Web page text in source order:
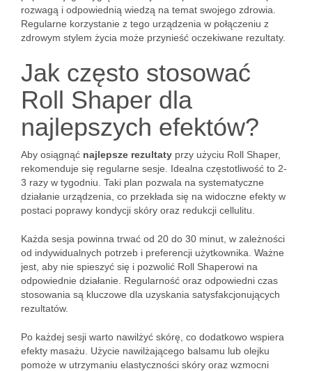
rozwagą i odpowiednią wiedzą na temat swojego zdrowia.
Regularne korzystanie z tego urządzenia w połączeniu z
zdrowym stylem życia może przynieść oczekiwane rezultaty.
Jak często stosować
Roll Shaper dla
najlepszych efektów?
Aby osiągnąć najlepsze rezultaty przy użyciu Roll Shaper,
rekomenduje się regularne sesje. Idealna częstotliwość to 2-
3 razy w tygodniu. Taki plan pozwala na systematyczne
działanie urządzenia, co przekłada się na widoczne efekty w
postaci poprawy kondycji skóry oraz redukcji cellulitu.
Każda sesja powinna trwać od 20 do 30 minut, w zależności
od indywidualnych potrzeb i preferencji użytkownika. Ważne
jest, aby nie spieszyć się i pozwolić Roll Shaperowi na
odpowiednie działanie. Regularność oraz odpowiedni czas
stosowania są kluczowe dla uzyskania satysfakcjonujących
rezultatów.
Po każdej sesji warto nawilżyć skórę, co dodatkowo wspiera
efekty masażu. Użycie nawilżającego balsamu lub olejku
pomoże w utrzymaniu elastyczności skóry oraz wzmocni